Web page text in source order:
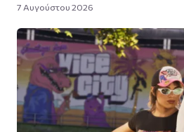
7 Αυγούστου 2026